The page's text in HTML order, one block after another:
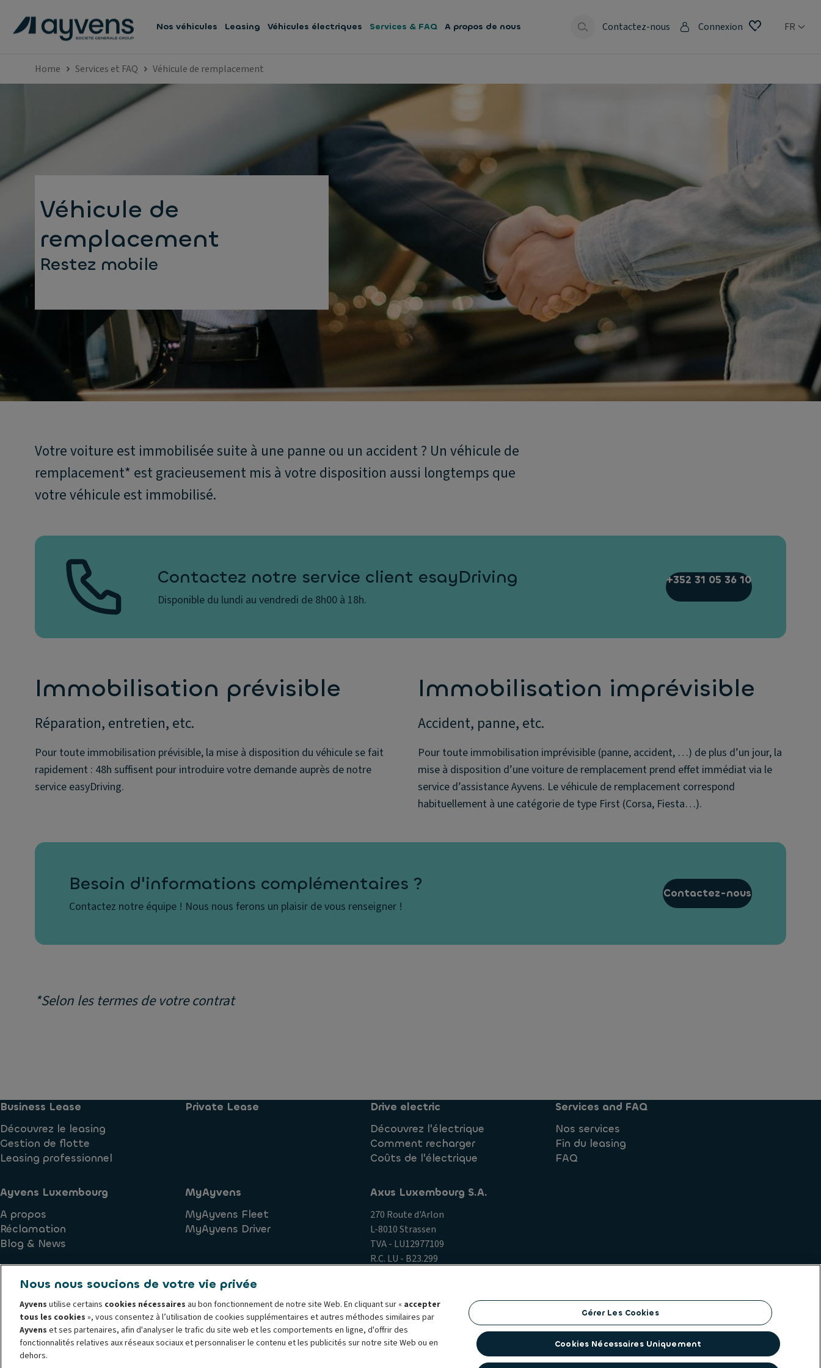
Nos véhicules Leasing Véhicules électriques Services & FAQ A propos de nous Contactez-nous Connexion FR
Home Services et FAQ Véhicule de remplacement
Véhicule de
remplacement
Restez mobile
Votre voiture est immobilisée suite à une panne ou un accident ? Un véhicule de
remplacement* est gracieusement mis à votre disposition aussi longtemps que
votre véhicule est immobilisé.
Contactez notre service client esayDriving
Disponible du lundi au vendredi de 8h00 à 18h.
+352 31 05 36 10
Immobilisation prévisible
Réparation, entretien, etc.
Pour toute immobilisation prévisible, la mise à disposition du véhicule se fait
rapidement : 48h suffisent pour introduire votre demande auprès de notre
service easyDriving.
Immobilisation imprévisible
Accident, panne, etc.
Pour toute immobilisation imprévisible (panne, accident, …) de plus d’un jour, la
mise à disposition d’une voiture de remplacement prend effet immédiat via le
service d’assistance Ayvens. Le véhicule de remplacement correspond
habituellement à une catégorie de type First (Corsa, Fiesta…).
Besoin d'informations complémentaires ?
Contactez notre équipe ! Nous nous ferons un plaisir de vous renseigner !
Contactez-nous
*Selon les termes de votre contrat
Business Lease
Découvrez le leasing
Gestion de flotte
Leasing professionnel
Private Lease
Drive electric
Découvrez l'électrique
Comment recharger
Coûts de l'électrique
Services and FAQ
Nos services
Fin du leasing
FAQ
Ayvens Luxembourg
A propos
Réclamation
Blog & News
MyAyvens
MyAyvens Fleet
MyAyvens Driver
Axus Luxembourg S.A.
270 Route d'Arlon
L-8010 Strassen
TVA - LU12977109
R.C. LU - B23.299
Principes de conduite et d'éthique Ayvens Politique relative aux cookies Mentions légales
Whistleblowing
Politique de protection des données personnelles
Société Générale Accessibilité
© 2026 ALD Automotive et LeasePlan dévoilent Ayvens Group, sa nouvelle marque mondiale de mobilité, qui réunit les deux entreprises sous une identité commune. Ayvens est un acteur mondial
Nous nous soucions de votre vie privée
Ayvens utilise certains cookies nécessaires au bon fonctionnement de notre site Web. En cliquant sur « accepter
tous les cookies », vous consentez à l’utilisation de cookies supplémentaires et autres méthodes similaires par
Ayvens et ses partenaires, afin d'analyser le trafic du site web et les comportements en ligne, d'offrir des
fonctionnalités relatives aux réseaux sociaux et personnaliser le contenu et les publicités sur notre site Web ou en
dehors.
Gérer Les Cookies
Cookies Nécessaires Uniquement